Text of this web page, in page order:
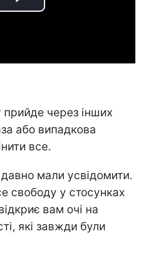
Play
прийде через інших
або випадкова
все.
мали усвідомити.
свободу у стосунках
вам очі на
які завжди були